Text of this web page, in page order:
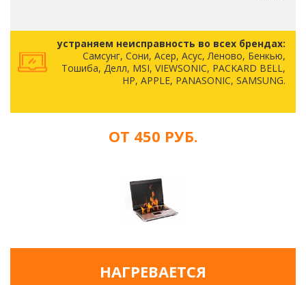
устраняем неисправность во всех брендах:
Самсунг, Сони, Асер, Асус, Леново, Бенкью,
Тошиба, Делл, MSI, VIEWSONIC, PACKARD BELL,
HP, APPLE, PANASONIC, SAMSUNG.
ОТ 450 РУБ.
НАГРЕВАЕТСЯ